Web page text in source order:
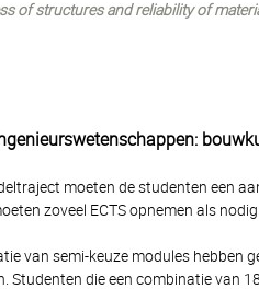
of structures and reliability of
moeten de studenten een
zoveel ECTS opnemen als
van semi-keuze modules hebben
Studenten die een combinatie van